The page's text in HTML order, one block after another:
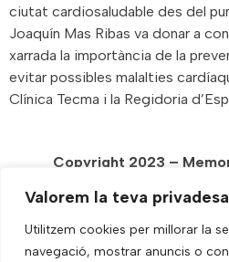
Valorem la teva privadesa
Utilitzem cookies per millorar la
navegació, mostrar anuncis o
ciutat cardiosaludable des del
Joaquín Mas Ribas va donar a
xarrada la importància de la
evitar possibles malalties
Clínica Tecma i la Regidoria
Copyright 2023 –